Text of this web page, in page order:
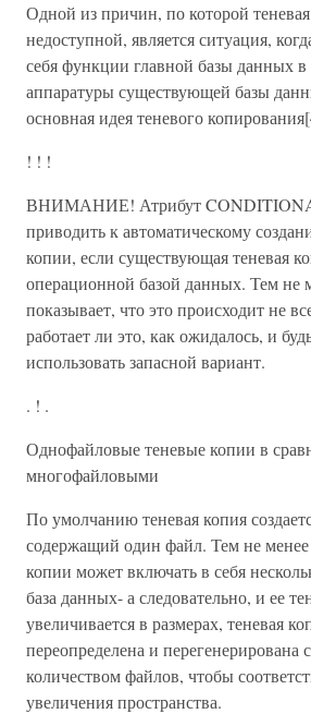
Одной из причин, по которой
недоступной, является ситуация,
себя функции главной базы данных
аппаратуры существующей базы
основная идея теневого
! ! !
ВНИМАНИЕ! Атрибут
приводить к автоматическому
копии, если существующая теневая
операционной базой данных. Тем не
показывает, что это происходит не
работает ли это, как ожидалось, и
использовать запасной вариант.
. ! .
Однофайловые теневые копии в
многофайловыми
По умолчанию теневая копия
содержащий один файл. Тем не менее
копии может включать в себя
база данных- а следовательно, и ее
увеличивается в размерах, теневая
переопределена и перегенерирована
количеством файлов, чтобы
увеличения пространства.